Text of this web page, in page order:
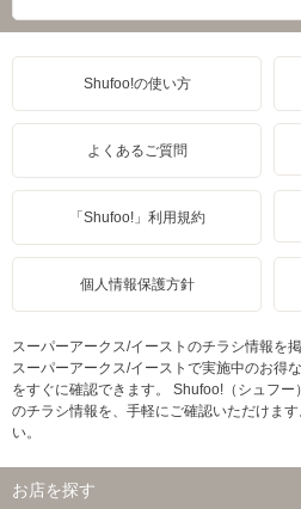
Shufoo!の使い方
よくあるご質問
「Shufoo!」利用規約
個人情報保護方針
スーパーアークス/イーストのチラシ情報を
スーパーアークス/イーストで実施中のお得
をすぐに確認できます。 Shufoo!（シュフ
のチラシ情報を、手軽にご確認いただけま
い。
お店を探す